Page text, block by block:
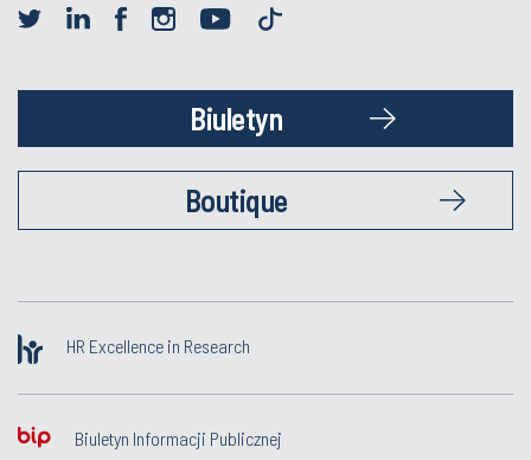
Biuletyn
Boutique
HR Excellence in Research
Biuletyn Informacji Publicznej